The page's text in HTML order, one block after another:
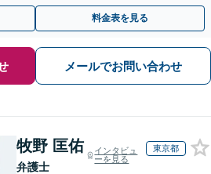
料金表を見る
メールでお問い合わせ
牧野 匡佑
弁護士
インタビュ
ーを見る
東京都